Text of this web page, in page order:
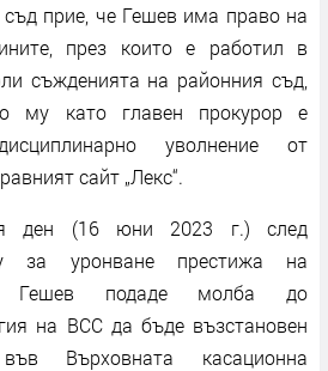
прие, че Гешев има право на
през които е работил в
съжденията на районния съд,
му като главен прокурор е
уволнение от
сайт „Лекс“.
ден (16 юни 2023 г.) след
за уронване престижа на
Гешев подаде молба до
на ВСС да бъде възстановен
Върховната касационна